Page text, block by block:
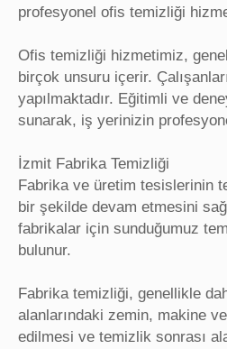
profesyonel ofis temizliği
Ofis temizliği hizmetimiz,
birçok unsuru içerir.
yapılmaktadır. Eğitimli ve
sunarak, iş yerinizin
İzmit Fabrika Temizliği
Fabrika ve üretim tesislerinin
bir şekilde devam etmesini
fabrikalar için sunduğumuz
bulunur.
Fabrika temizliği, genellikle
alanlarındaki zemin, makine
edilmesi ve temizlik sonrası